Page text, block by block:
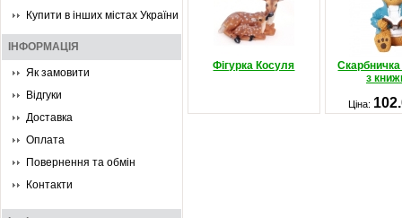
Купити в інших містах України
ІНФОРМАЦІЯ
Як замовити
Відгуки
Доставка
Оплата
Повернення та обмін
Контакти
Фігурка Косуля
з
Ціна: